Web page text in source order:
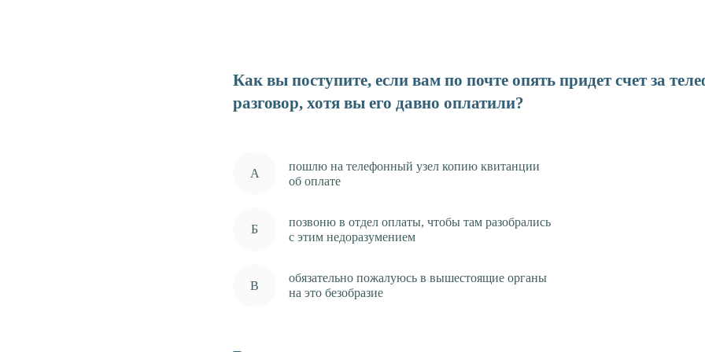
Как вы поступите, если вам по почте опять придет счет за
разговор, хотя вы его давно оплатили?
пошлю на телефонный узел копию квитанции
об оплате
позвоню в отдел оплаты, чтобы там разобрались
с этим недоразумением
обязательно пожалуюсь в вышестоящие органы
на это безобразие